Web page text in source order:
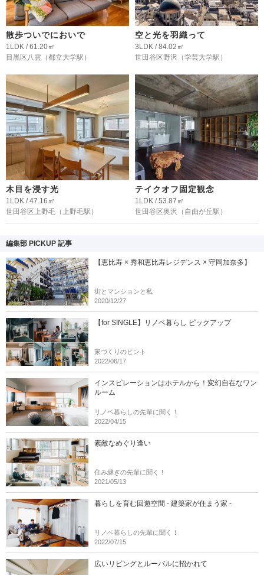
散歩ついでにおいで
1LDK / 61.20㎡
目黒区八雲 （都立大学駅）
空と光を羽織って
3LDK / 84.02㎡
世田谷区野沢 （学芸大学駅）
木目を浸す光
1LDK / 47.16㎡
世田谷区上野毛 （上野毛駅）
テイクオフ固定観念
1LDK / 53.87㎡
世田谷区奥沢 （自由が丘駅）
編集部 PICKUP 記事
【恵比寿 × 秀和恵比寿レジデンス × 守岡加奈多】
街とマンションと私
2020/12/27
【for SINGLE】リノベ暮らし ピックアップ
家づくりのヒント
2022/06/17
インスピレーションはホテルから！変幻自在なワン
ルーム
リノベ暮らしの先輩に聞く！
2022/04/15
素敵なめぐり逢い
住み継ぎの先輩に聞く！
2021/05/13
暮らしを育む回遊空間 - 建築家が住まう家 -
リノベ暮らしの先輩に聞く！
2022/07/15
広いリビングとルーバルに招かれて